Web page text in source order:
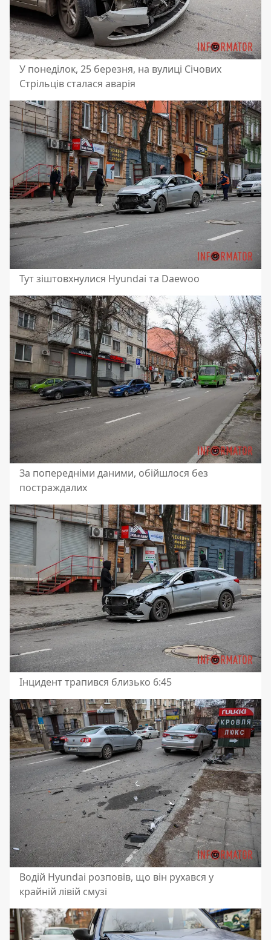
У понеділок, 25 березня, на вулиці Січових
Стрільців сталася аварія
Тут зіштовхнулися Hyundai та Daewoo
За попередніми даними, обійшлося без
постраждалих
Інцидент трапився близько 6:45
Водій Hyundai розповів, що він рухався у
крайній лівій смузі